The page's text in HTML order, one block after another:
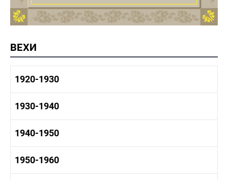
ВЕХИ
1920-1930
1920-1930 история
1920-1930 культура
1930-1940
1930-1940 история
1930-1940 культура
1940-1950
1940-1950 быт
1940-1950 промышленность
1950-1960